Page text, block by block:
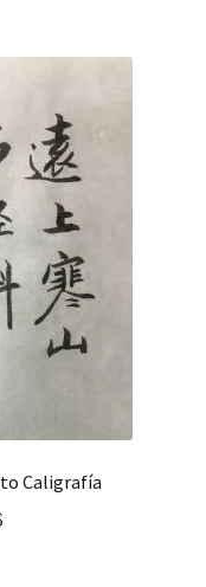
Caligrafía